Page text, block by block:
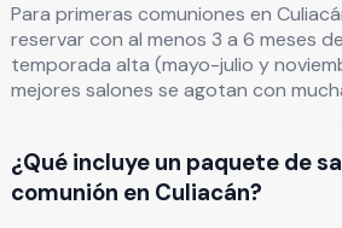
Para primeras comuniones en
reservar con al menos 3 a 6 meses
temporada alta (mayo-julio y
mejores salones se agotan con
¿Qué incluye un paquete de
comunión en Culiacán?